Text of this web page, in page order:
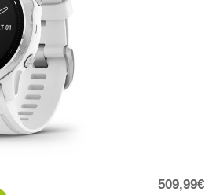
509,99€